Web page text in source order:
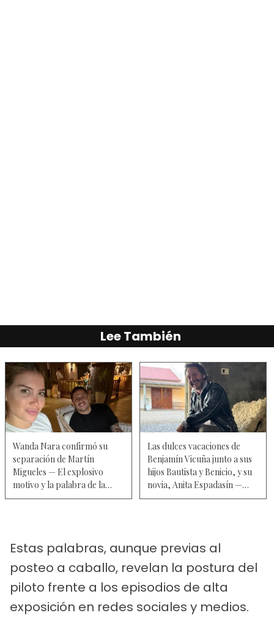
Lee También
Wanda Nara confirmó su
separación de Martín
Migueles — El explosivo
motivo y la palabra de la
mediática
Las dulces vacaciones de
Benjamín Vicuña junto a sus
hijos Bautista y Benicio, y su
novia, Anita Espadasín —
Fotos
Estas palabras, aunque previas al
posteo a caballo, revelan la postura del
piloto frente a los episodios de alta
exposición en redes sociales y medios.